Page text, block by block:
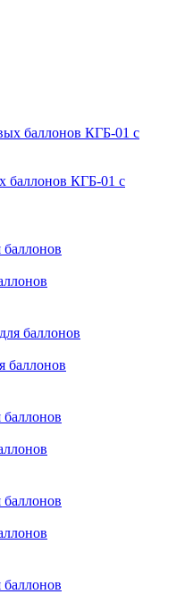
баллонов КГБ-01 с
баллонов